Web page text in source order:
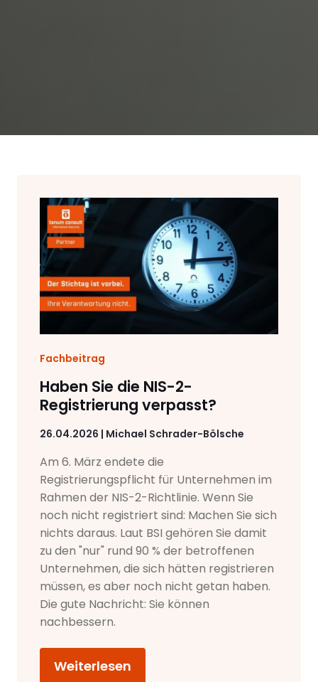
Fachbeitrag
Haben Sie die NIS-2-
Registrierung verpasst?
26.04.2026 | Michael Schrader-Bölsche
Am 6. März endete die
Registrierungspflicht für Unternehmen im
Rahmen der NIS-2-Richtlinie. Wenn Sie
noch nicht registriert sind: Machen Sie sich
nichts daraus. Laut BSI gehören Sie damit
zu den "nur" rund 90 % der betroffenen
Unternehmen, die sich hätten registrieren
müssen, es aber noch nicht getan haben.
Die gute Nachricht: Sie können
nachbessern.
Weiterlesen